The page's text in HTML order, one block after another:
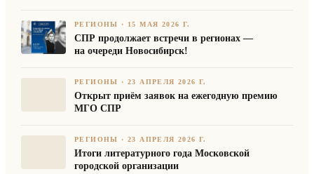
РЕГИОНЫ · 15 МАЯ 2026 Г.
СПР продолжает встречи в регионах —
на очереди Новосибирск!
РЕГИОНЫ ·23 АПРЕЛЯ 2026 Г.
Открыт приём заявок на ежегодную премию
МГО СПР
РЕГИОНЫ ·23 АПРЕЛЯ 2026 Г.
Итоги литературного года Московской
городской организации